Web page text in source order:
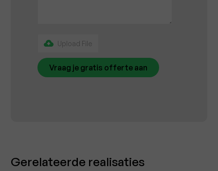
Upload File
Gerelateerde realisaties